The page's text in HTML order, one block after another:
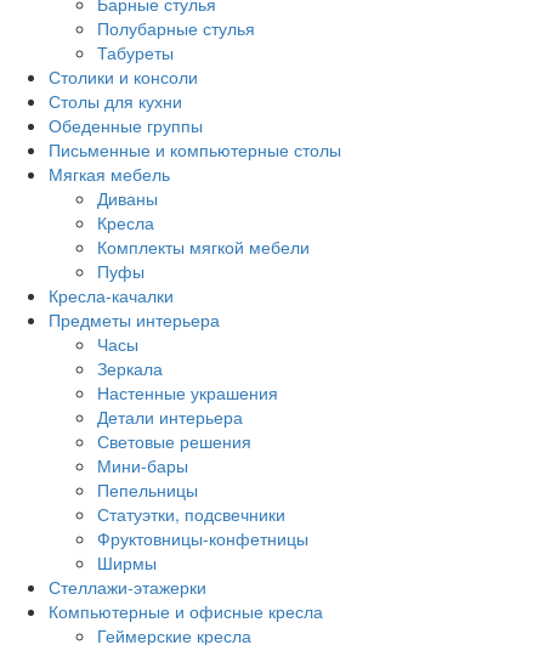
Полубарные стулья
Табуреты
Столики и консоли
Столы для кухни
Обеденные группы
Письменные и компьютерные столы
Мягкая мебель
Диваны
Кресла
Комплекты мягкой мебели
Пуфы
Кресла-качалки
Предметы интерьера
Часы
Зеркала
Настенные украшения
Детали интерьера
Световые решения
Мини-бары
Пепельницы
Статуэтки, подсвечники
Фруктовницы-конфетницы
Ширмы
Стеллажи-этажерки
Компьютерные и офисные кресла
Геймерские кресла